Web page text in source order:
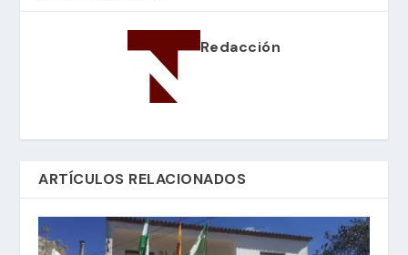
Redacción
ARTÍCULOS RELACIONADOS